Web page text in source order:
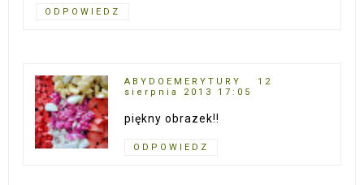
ODPOWIEDZ
ABYDOEMERYTURY
12
sierpnia 2013 17:05
piękny obrazek!!
ODPOWIEDZ